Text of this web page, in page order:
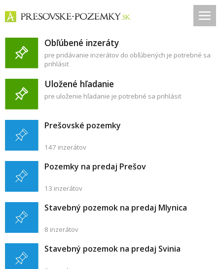
Obľúbené inzeráty
pre pridávanie inzerátov do obľúbených je potrebné sa
prihlásiť
Uložené hľadanie
pre uloženie hľadanie je potrebné sa prihlásiť
Prešovské pozemky
147 inzerátov
Pozemky na predaj Prešov
13 inzerátov
Stavebný pozemok na predaj Mlynica
8 inzerátov
Stavebný pozemok na predaj Svinia